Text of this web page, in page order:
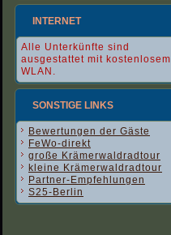
INTERNET
Alle Unterkünfte sind
ausgestattet mit kostenlosem
WLAN.
SONSTIGE LINKS
Bewertungen der Gäste
FeWo-direkt
große Krämerwaldradtour
kleine Krämerwaldradtour
Partner-Empfehlungen
S25-Berlin